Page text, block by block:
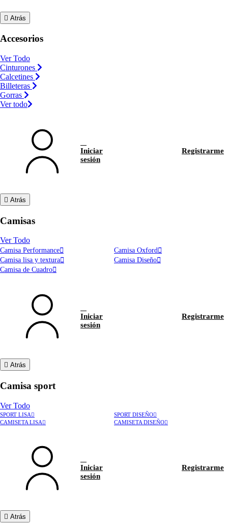
Atrás
Accesorios
Ver Todo
Cinturones
Calcetines
Billeteras
Gorras
Ver todo
Iniciar
sesión
Registrarme
Atrás
Camisas
Ver Todo
Camisa Performance
Camisa Oxford
Camisa lisa y textura
Camisa Diseño
Camisa de Cuadro
Iniciar
sesión
Registrarme
Atrás
Camisa sport
Ver Todo
SPORT LISA
SPORT DISEÑO
CAMISETA LISA
CAMISETA DISEÑO
Iniciar
sesión
Registrarme
Atrás